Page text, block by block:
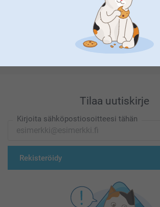
Olemme täällä sinun
Tilaa uutiskirje
Kirjoita sähköpostiosoitteesi tähän
Rekisteröidy